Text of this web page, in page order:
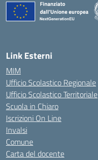
Link Esterni
MIM
Ufficio Scolastico Regionale
Ufficio Scolastico Territoriale
Scuola in Chiaro
Iscrizioni On Line
Invalsi
Comune
Carta del docente